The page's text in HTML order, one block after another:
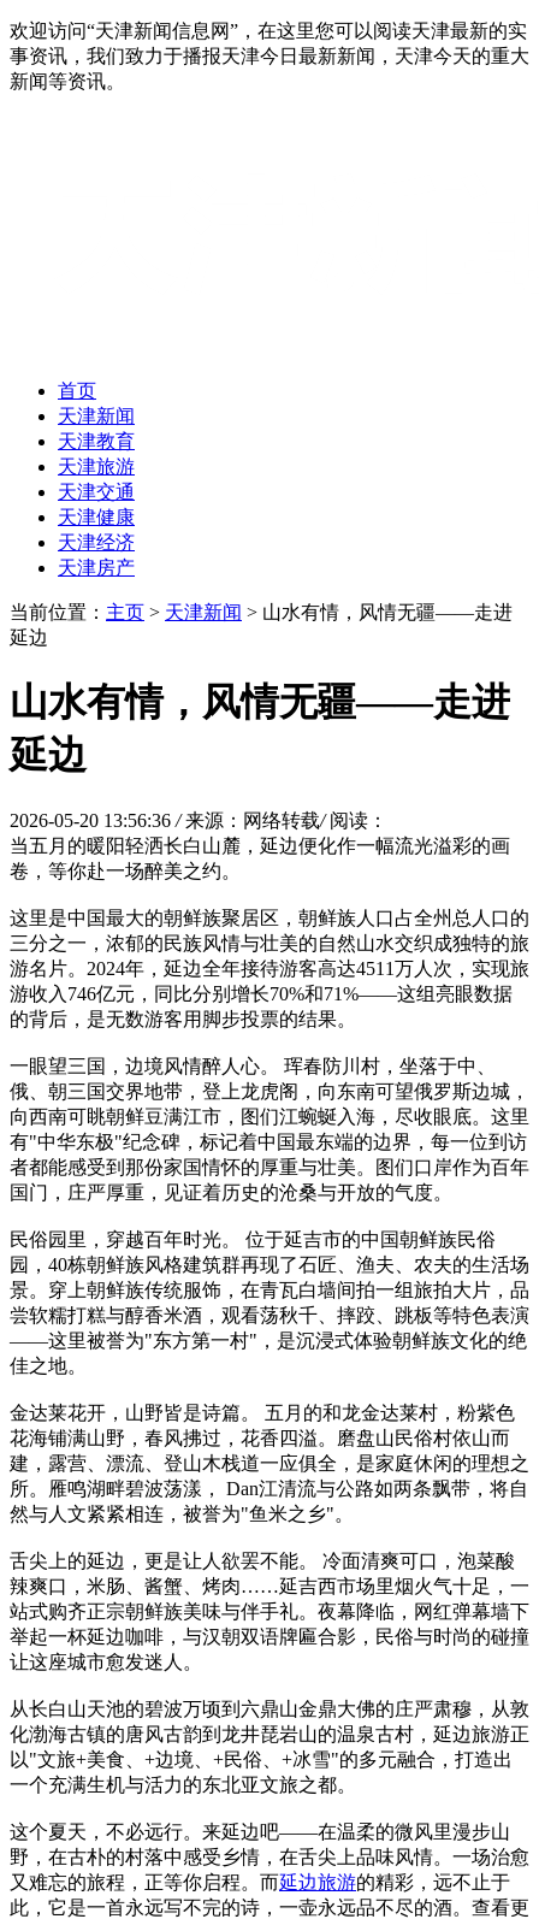
欢迎访问“天津新闻信息网”，在这里您可以阅读天津最新的实
事资讯，我们致力于播报天津今日最新新闻，天津今天的重大
新闻等资讯。
首页
天津新闻
天津教育
天津旅游
天津交通
天津健康
天津经济
天津房产
当前位置： 主页 > 天津新闻 > 山水有情，风情无疆——走进
延边
山水有情，风情无疆——走进
延边
2026-05-20 13:56:36 / 来源：网络转载/ 阅读：
当五月的暖阳轻洒长白山麓，延边便化作一幅流光溢彩的画
卷，等你赴一场醉美之约。
这里是中国最大的朝鲜族聚居区，朝鲜族人口占全州总人口的
三分之一，浓郁的民族风情与壮美的自然山水交织成独特的旅
游名片。2024年，延边全年接待游客高达4511万人次，实现旅
游收入746亿元，同比分别增长70%和71%——这组亮眼数据
的背后，是无数游客用脚步投票的结果。
一眼望三国，边境风情醉人心。 珲春防川村，坐落于中、
俄、朝三国交界地带，登上龙虎阁，向东南可望俄罗斯边城，
向西南可眺朝鲜豆满江市，图们江蜿蜒入海，尽收眼底。这里
有"中华东极"纪念碑，标记着中国最东端的边界，每一位到访
者都能感受到那份家国情怀的厚重与壮美。图们口岸作为百年
国门，庄严厚重，见证着历史的沧桑与开放的气度。
民俗园里，穿越百年时光。 位于延吉市的中国朝鲜族民俗
园，40栋朝鲜族风格建筑群再现了石匠、渔夫、农夫的生活场
景。穿上朝鲜族传统服饰，在青瓦白墙间拍一组旅拍大片，品
尝软糯打糕与醇香米酒，观看荡秋千、摔跤、跳板等特色表演
——这里被誉为"东方第一村"，是沉浸式体验朝鲜族文化的绝
佳之地。
金达莱花开，山野皆是诗篇。 五月的和龙金达莱村，粉紫色
花海铺满山野，春风拂过，花香四溢。磨盘山民俗村依山而
建，露营、漂流、登山木栈道一应俱全，是家庭休闲的理想之
所。雁鸣湖畔碧波荡漾， Dan江清流与公路如两条飘带，将自
然与人文紧紧相连，被誉为"鱼米之乡"。
舌尖上的延边，更是让人欲罢不能。 冷面清爽可口，泡菜酸
辣爽口，米肠、酱蟹、烤肉……延吉西市场里烟火气十足，一
站式购齐正宗朝鲜族美味与伴手礼。夜幕降临，网红弹幕墙下
举起一杯延边咖啡，与汉朝双语牌匾合影，民俗与时尚的碰撞
让这座城市愈发迷人。
从长白山天池的碧波万顷到六鼎山金鼎大佛的庄严肃穆，从敦
化渤海古镇的唐风古韵到龙井琵岩山的温泉古村，延边旅游正
以"文旅+美食、+边境、+民俗、+冰雪"的多元融合，打造出
一个充满生机与活力的东北亚文旅之都。
这个夏天，不必远行。来延边吧——在温柔的微风里漫步山
野，在古朴的村落中感受乡情，在舌尖上品味风情。一场治愈
又难忘的旅程，正等你启程。而延边旅游的精彩，远不止于
此，它是一首永远写不完的诗，一壶永远品不尽的酒。查看更